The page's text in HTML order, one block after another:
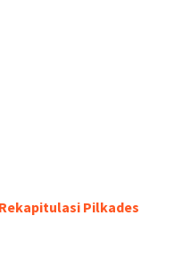
Rekapitulasi Pilkades